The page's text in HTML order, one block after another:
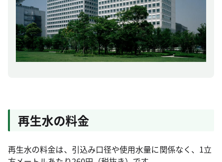
再生水の料金
再生水の料金は、引込み口径や使用水量に関係なく、1立